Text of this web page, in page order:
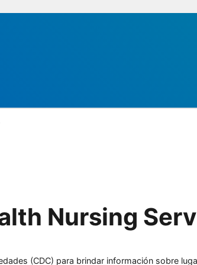
Nursing
(CDC) para brindar información sobre